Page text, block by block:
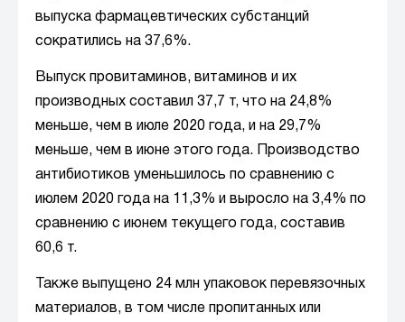
выпуска фармацевтических субстанций
сократились на 37,6%.
Выпуск провитаминов, витаминов и их
производных составил 37,7 т, что на 24,8%
меньше, чем в июле 2020 года, и на 29,7%
меньше, чем в июне этого года. Производство
антибиотиков уменьшилось по сравнению с
июлем 2020 года на 11,3% и выросло на 3,4% по
сравнению с июнем текущего года, составив
60,6 т.
Также выпущено 24 млн упаковок перевязочных
материалов, в том числе пропитанных или